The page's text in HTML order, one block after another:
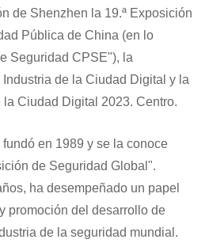
de Shenzhen la 19.ª Exposición
Pública de China (en lo
Seguridad CPSE"), la
de la Ciudad Digital y la
Ciudad Digital 2023. Centro.
en 1989 y se la conoce
de Seguridad Global".
ha desempeñado un papel
promoción del desarrollo de
de la seguridad mundial.